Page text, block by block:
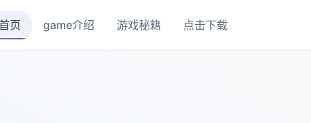
页 game介绍 游戏秘籍 点击下载